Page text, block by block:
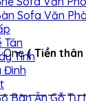
Sofa Văn
Tân
Tính
Đình
Bàn Ăn Gỗ Tự
One( Tiền thân